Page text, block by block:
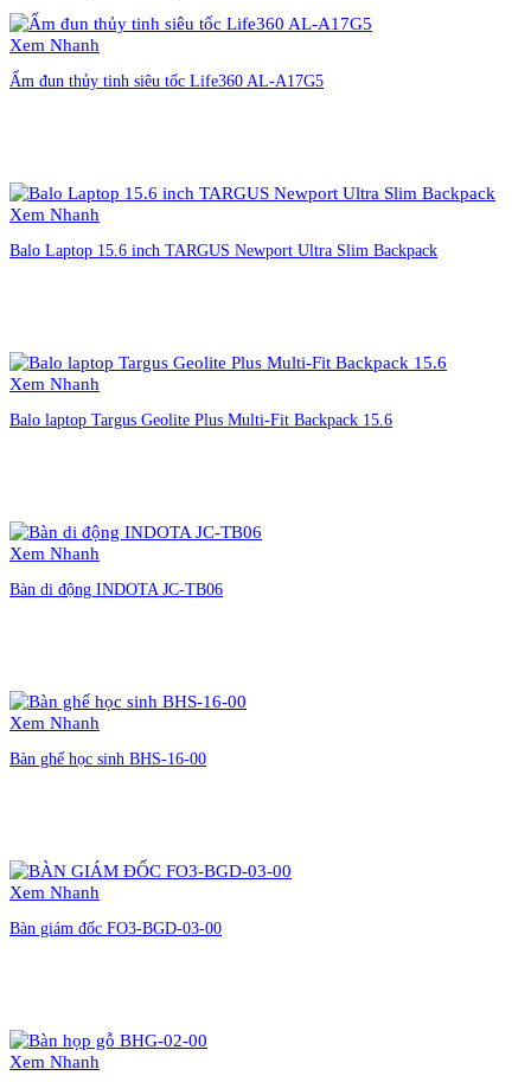
Xem Nhanh
Ấm đun thủy tinh siêu tốc Life360 AL-A17G5
Xem Nhanh
Balo Laptop 15.6 inch TARGUS Newport Ultra Slim Backpack
Xem Nhanh
Balo laptop Targus Geolite Plus Multi-Fit Backpack 15.6
Xem Nhanh
Bàn di động INDOTA JC-TB06
Xem Nhanh
Bàn ghế học sinh BHS-16-00
Xem Nhanh
Bàn giám đốc FO3-BGD-03-00
Xem Nhanh